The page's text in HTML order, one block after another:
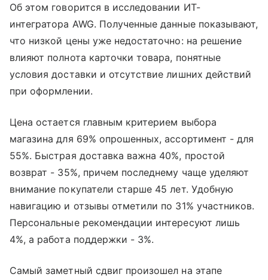
Об этом говорится в исследовании ИТ-
интегратора AWG. Полученные данные показывают,
что низкой цены уже недостаточно: на решение
влияют полнота карточки товара, понятные
условия доставки и отсутствие лишних действий
при оформлении.
Цена остается главным критерием выбора
магазина для 69% опрошенных, ассортимент - для
55%. Быстрая доставка важна 40%, простой
возврат - 35%, причем последнему чаще уделяют
внимание покупатели старше 45 лет. Удобную
навигацию и отзывы отметили по 31% участников.
Персональные рекомендации интересуют лишь
4%, а работа поддержки - 3%.
Самый заметный сдвиг произошел на этапе